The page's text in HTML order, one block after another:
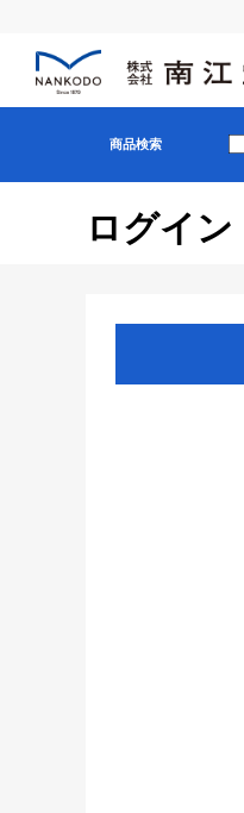
商品検索
ログイン